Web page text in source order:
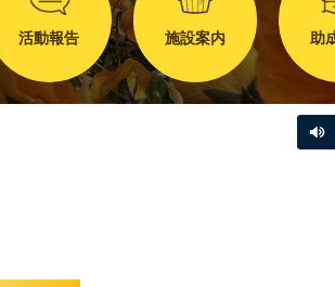
活動報告 施設案内 助